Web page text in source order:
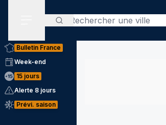
Rechercher
Bulletin France
Week-end
15 jours
Alerte 8 jours
Prévi. saison